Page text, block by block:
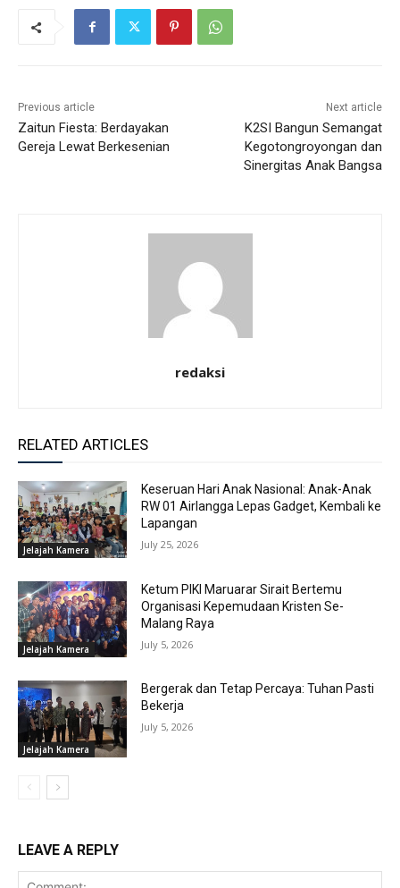
Previous article
Zaitun Fiesta: Berdayakan
Gereja Lewat Berkesenian
Next article
K2SI Bangun Semangat
Kegotongroyongan dan
Sinergitas Anak Bangsa
redaksi
RELATED ARTICLES
Jelajah Kamera
Keseruan Hari Anak Nasional: Anak-Anak
RW 01 Airlangga Lepas Gadget, Kembali ke
Lapangan
July 25, 2026
Jelajah Kamera
Ketum PIKI Maruarar Sirait Bertemu
Organisasi Kepemudaan Kristen Se-
Malang Raya
July 5, 2026
Jelajah Kamera
Bergerak dan Tetap Percaya: Tuhan Pasti
Bekerja
July 5, 2026
LEAVE A REPLY